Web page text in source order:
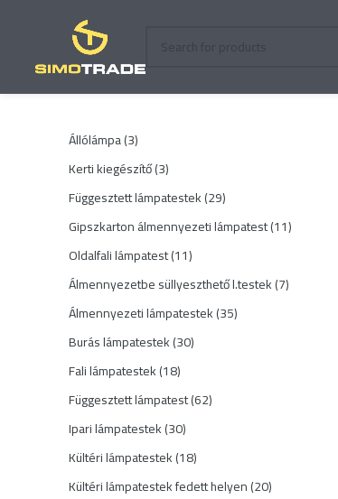
Állólámpa 33
termék
Kerti kiegészítő 33
termék
Függesztett lámpatestek 2929
Gipszkarton álmennyezeti lámpatest 1111
Oldalfali lámpatest 1111
termék
Álmennyezetbe süllyeszthető l.testek 77
Álmennyezeti lámpatestek 3535
Burás lámpatestek 3030
Fali lámpatestek 1818
termék
Függesztett lámpatest 6262
Ipari lámpatestek 3030
termék
Kültéri lámpatestek 1818
termék
Kültéri lámpatestek fedett helyen 2020